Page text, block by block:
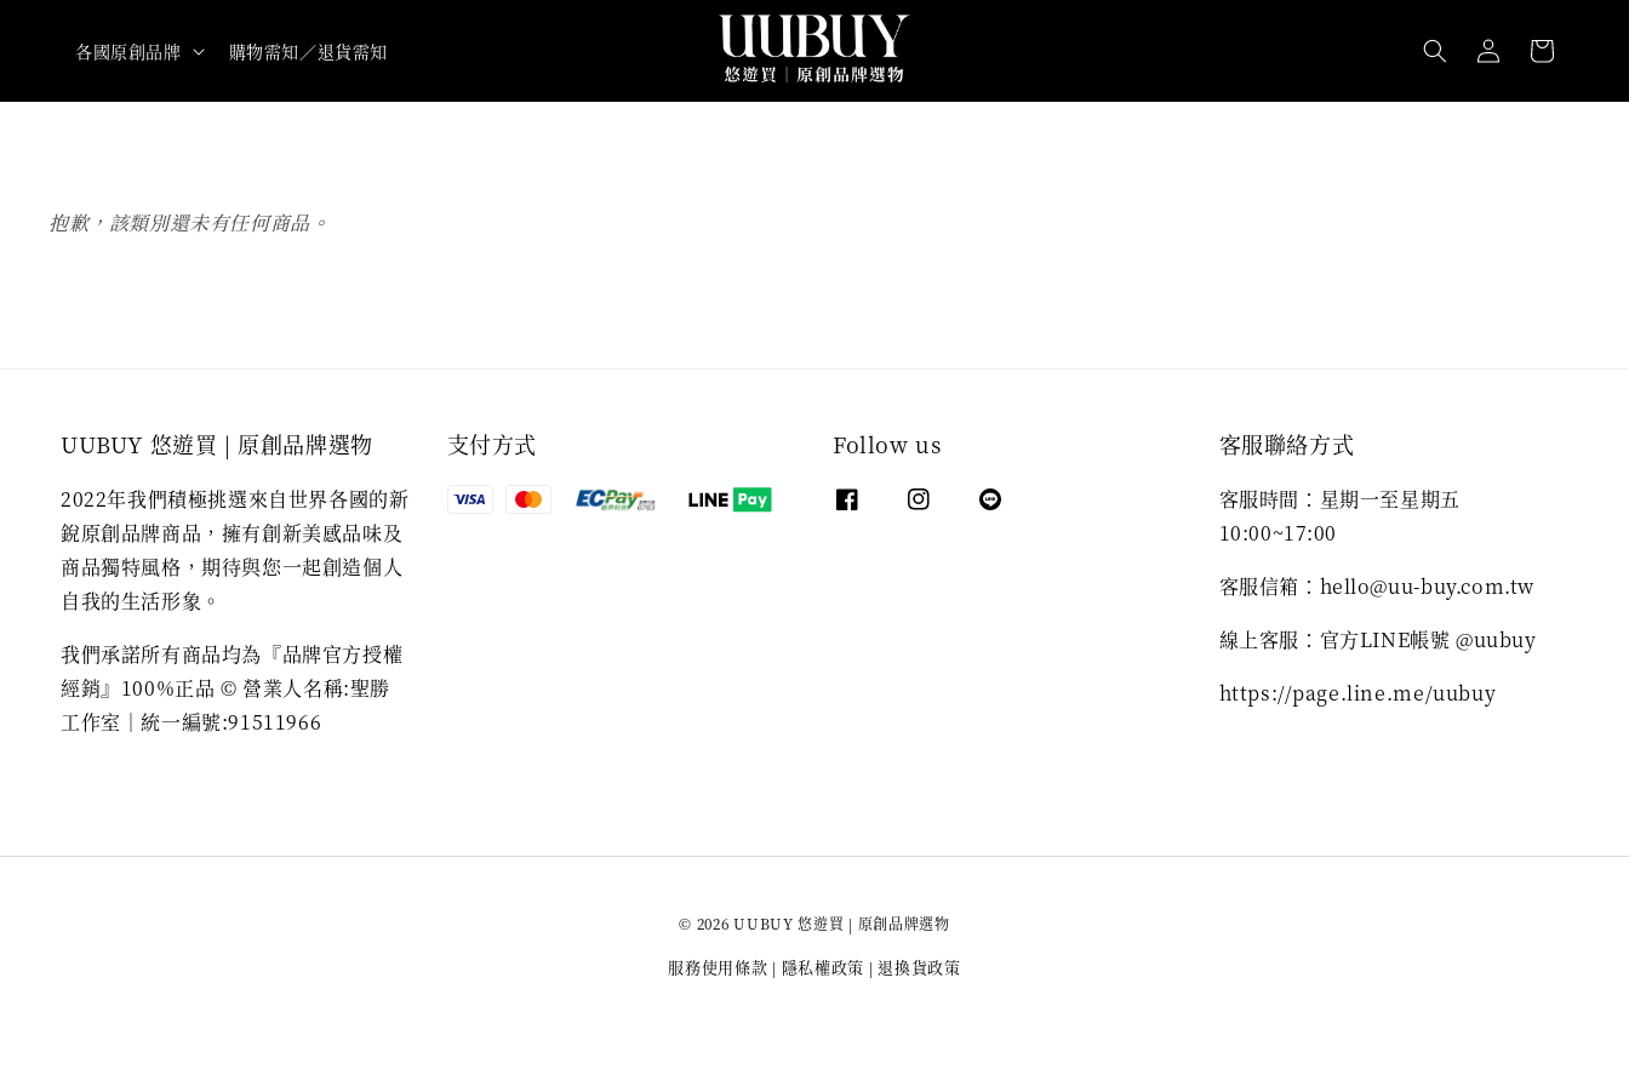
各國原創品牌 購物需知／退貨需知
抱歉，該類別還未有任何商品。
UUBUY 悠遊買 | 原創品牌選物
2022年我們積極挑選來自世界各國的新
銳原創品牌商品，擁有創新美感品味及
商品獨特風格，期待與您一起創造個人
自我的生活形象。
我們承諾所有商品均為『品牌官方授權
經銷』100%正品 © 營業人名稱:聖勝
工作室｜統一編號:91511966
支付方式 Follow us 客服聯絡方式
客服時間：星期一至星期五
10:00~17:00
客服信箱：hello@uu-buy.com.tw
線上客服：官方LINE帳號 @uubuy
https://page.line.me/uubuy
© 2026 UUBUY 悠遊買 | 原創品牌選物
服務使用條款 | 隱私權政策 |退換貨政策